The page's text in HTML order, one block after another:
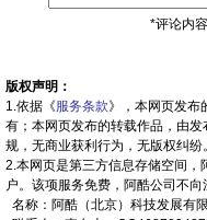
*评论内
版权声明：
1.依据《服务条款》，本网页发布
有；本网页发布的转载作品，由
规，无商业获利行为，无版权纠纷。
2.本网页是第三方信息存储空间，
户。该项服务免费，阿酷公司不向
名称：阿酷（北京）科技发展有